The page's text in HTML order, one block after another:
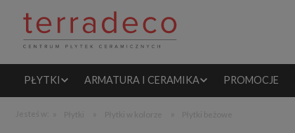
PŁYTKI ARMATURA I CERAMIKA PROMOCJE